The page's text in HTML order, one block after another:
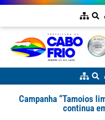
Campanha “Tamoios
continua